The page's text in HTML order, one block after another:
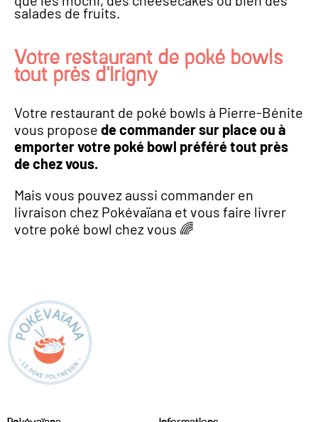
salades de fruits.
Votre restaurant de poké bowls
tout près d'Irigny
Votre restaurant de poké bowls à Pierre-Bénite
vous propose de commander sur place ou à
emporter votre poké bowl préféré tout près
de chez vous.
Mais vous pouvez aussi commander en
livraison chez Pokévaïana et vous faire livrer
votre poké bowl chez vous 🌈